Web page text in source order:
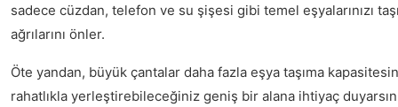
sadece cüzdan, telefon ve su şişesi gibi temel eşyalarınızı
ağrılarını önler.
Öte yandan, büyük çantalar daha fazla eşya taşıma
rahatlıkla yerleştirebileceğiniz geniş bir alana ihtiyaç